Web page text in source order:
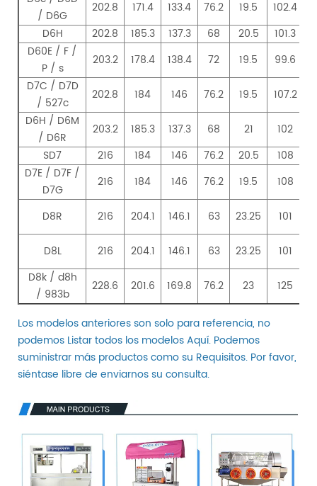
/ D6G
202.8 171.4 133.4 76.2 19.5 102.4
D6H
202.8 185.3 137.3 68 20.5 101.3
D60E / F /
P / s
203.2 178.4 138.4 72 19.5 99.6
D7C / D7D
/ 527c
202.8 184 146 76.2 19.5 107.2
D6H / D6M
/ D6R
203.2 185.3 137.3 68 21 102
SD7
216 184 146 76.2 20.5 108
D7E / D7F /
D7G
216 184 146 76.2 19.5 108
D8R 216 204.1 146.1 63 23.25 101
D8L 216 204.1 146.1 63 23.25 101
D8k / d8h
/ 983b
228.6 201.6 169.8 76.2 23 125
Los modelos anteriores son solo para referencia, no
podemos Listar todos los modelos Aquí. Podemos
suministrar más productos como su Requisitos. Por favor,
siéntase libre de enviarnos su consulta.